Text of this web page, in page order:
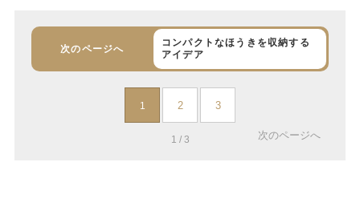
次のページへ
コンパクトなほうきを収納する
アイデア
1 2 3
1 / 3 次のページへ